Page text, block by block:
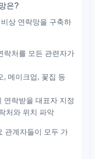
은?
상 연락망을 구축하
락처를 모든 관련자가
, 메이크업, 꽃집 등
연락받을 대표자 지정
처와 위치 파악
관계자들이 모두 가